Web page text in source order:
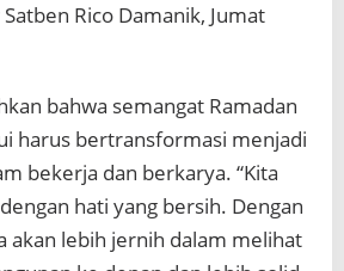
Rico Damanik, Jumat
bahwa semangat Ramadan
harus bertransformasi menjadi
bekerja dan berkarya. “Kita
hati yang bersih. Dengan
akan lebih jernih dalam melihat